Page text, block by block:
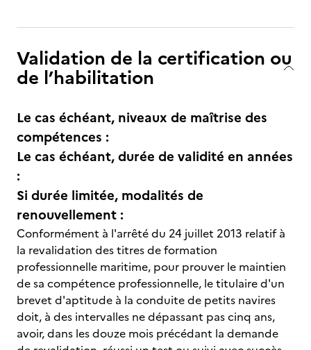
Validation de la certification ou
de l’habilitation
Le cas échéant, niveaux de maîtrise des
compétences :
Le cas échéant, durée de validité en années
:
Si durée limitée, modalités de
renouvellement :
Conformément à l'arrêté du 24 juillet 2013 relatif à
la revalidation des titres de formation
professionnelle maritime, pour prouver le maintien
de sa compétence professionnelle, le titulaire d'un
brevet d'aptitude à la conduite de petits navires
doit, à des intervalles ne dépassant pas cinq ans,
avoir, dans les douze mois précédant la demande